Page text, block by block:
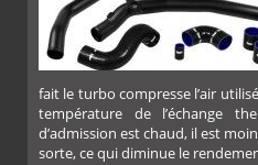
fait le turbo compresse l’air
température de l’échange
d’admission est chaud, il est
sorte, ce qui diminue le